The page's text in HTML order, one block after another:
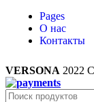
Pages
О нас
Контакты
VERSONA 2022